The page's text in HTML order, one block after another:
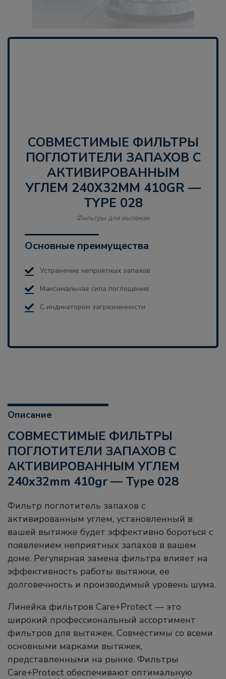
СОВМЕСТИМЫЕ ФИЛЬТРЫ
ПОГЛОТИТЕЛИ ЗАПАХОВ С
АКТИВИРОВАННЫМ
УГЛЕМ 240X32MM 410GR —
TYPE 028
Фильтры для вытяжек
Основные преимущества
Устранение неприятных запахов
Максимальная сила поглощения
С индикатором загрязненности
Описание
СОВМЕСТИМЫЕ ФИЛЬТРЫ
ПОГЛОТИТЕЛИ ЗАПАХОВ С
АКТИВИРОВАННЫМ УГЛЕМ
240x32mm 410gr — Type 028
Фильтр поглотитель запахов с
активированным углем, установленный в
вашей вытяжке будет эффективно бороться с
появлением неприятных запахов в вашем
доме. Регулярная замена фильтра влияет на
эффективность работы вытяжки, ее
долговечность и производимый уровень шума.
Линейка фильтров Care+Protect — это
широкий профессиональный ассортимент
фильтров для вытяжек. Совместимы со всеми
основными марками вытяжек,
представленными на рынке. Фильтры
Care+Protect обеспечивают оптимальную